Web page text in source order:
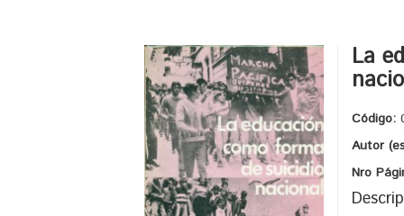
La
Código:
Autor
Nro